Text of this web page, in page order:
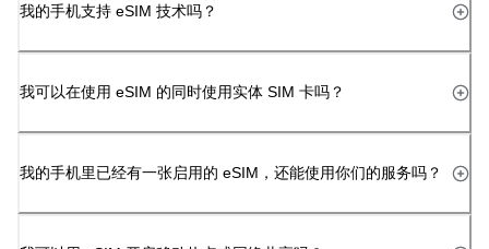
我的手机支持 eSIM 技术吗？
我可以在使用 eSIM 的同时使用实体 SIM 卡吗？
我的手机里已经有一张启用的 eSIM，还能使用你们的服务吗？